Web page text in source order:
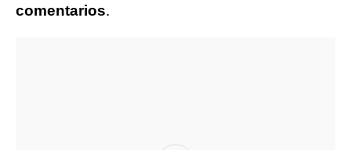
comentarios.